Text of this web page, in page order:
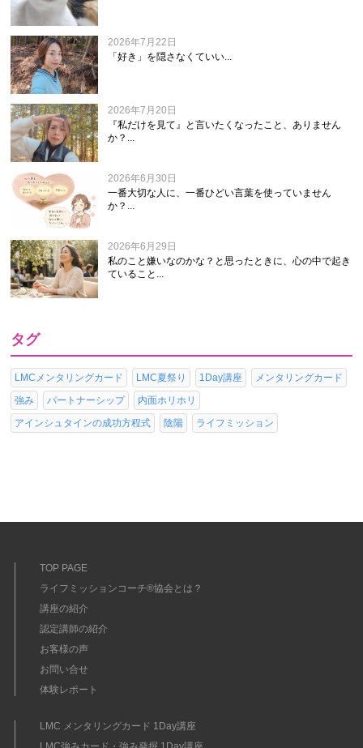
2026年7月22日
「好き」を隠さなくていい...
2026年7月20日
『私だけを見て』と言いたくなったこと、ありません
か？...
2026年6月30日
一番大切な人に、一番ひどい言葉を使っていません
か？...
2026年6月29日
私のこと嫌いなのかな？と思ったときに、心の中で起き
ていること...
タグ
LMCメンタリングカード LMC夏祭り 1Day講座
メンタリングカード
強み
パートナーシップ
内面ホリホリ
アインシュタインの成功方程式
陰陽 ライフミッション
TOP PAGE
ライフミッションコーチ®協会とは？
講座の紹介
認定講師の紹介
お客様の声
お問い合せ
体験レポート
LMC メンタリングカード 1Day講座